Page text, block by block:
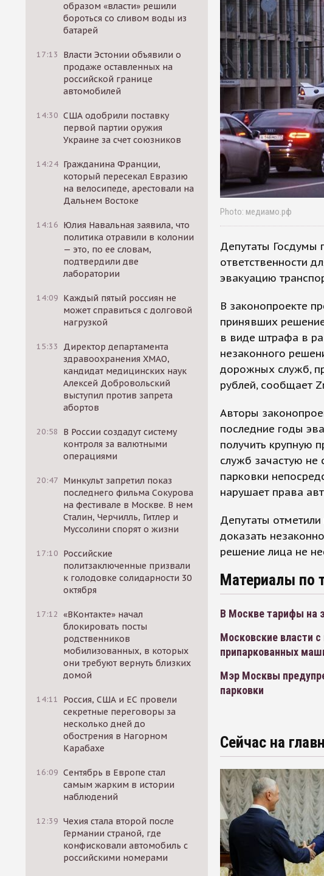
образом «власти» решили
бороться со сливом воды из
батарей
17:13
Власти Эстонии объявили о
продаже оставленных на
российской границе
автомобилей
14:30 США одобрили поставку
первой партии оружия
Украине за счет союзников
14:24 Гражданина Франции,
который пересекал Евразию
на велосипеде, арестовали на
Дальнем Востоке
14:16 Юлия Навальная заявила, что
политика отравили в колонии
— это, по ее словам,
подтвердили две
лаборатории
14:09 Каждый пятый россиян не
может справиться с долговой
нагрузкой
15:33
Директор департамента
здравоохранения ХМАО,
кандидат медицинских наук
Алексей Добровольский
выступил против запрета
абортов
20:58
В России создадут систему
контроля за валютными
операциями
20:47 Минкульт запретил показ
последнего фильма Сокурова
на фестивале в Москве. В нем
Сталин, Черчилль, Гитлер и
Муссолини спорят о жизни
17:10 Российские
политзаключенные призвали
к голодовке солидарности 30
октября
17:12 «ВКонтакте» начал
блокировать посты
родственников
мобилизованных, в которых
они требуют вернуть близких
домой
14:11
Россия, США и ЕС провели
секретные переговоры за
несколько дней до
обострения в Нагорном
Карабахе
16:09 Сентябрь в Европе стал
самым жарким в истории
наблюдений
12:39 Чехия стала второй после
Германии страной, где
конфисковали автомобиль с
российскими номерами
Photo: медиамо.рф
Депутаты Госдумы
ответственности
эвакуацию
В законопроекте
принявших
в виде штрафа в
незаконного
дорожных служб,
рублей, сообщает
Авторы
последние годы
получить крупную
служб зачастую не
парковки
нарушает права
Депутаты
доказать
решение лица не
Материалы по
В Москве тарифы на
Московские власти
припаркованных
Мэр Москвы
парковки
Сейчас на